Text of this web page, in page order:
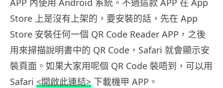
APP 內使用 Android 系統。不過這款 APP 在 App
Store 上是沒有上架的，要安裝的話，先在 App
Store 安裝任何一個 QR Code Reader APP，之後
用來掃描說明書中的 QR Code，Safari 就會顯示安
裝頁面。如果大家用呢個 QR Code 裝唔到，可以用
Safari <開啟此連結> 下載機甲 APP。